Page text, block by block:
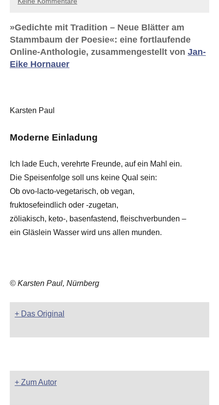
»Gedichte mit Tradition – Neue Blätter am
Stammbaum der Poesie«: eine fortlaufende
Online-Anthologie, zusammengestellt von Jan-
Eike Hornauer
Karsten Paul
Moderne Einladung
Ich lade Euch, verehrte Freunde, auf ein Mahl ein.
Die Speisenfolge soll uns keine Qual sein:
Ob ovo-lacto-vegetarisch, ob vegan,
fruktosefeindlich oder -zugetan,
zöliakisch, keto-, basenfastend, fleischverbunden –
ein Gläslein Wasser wird uns allen munden.
© Karsten Paul, Nürnberg
+ Das Original
+ Zum Autor